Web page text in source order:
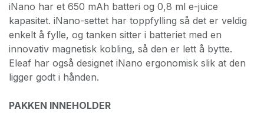
iNano har et 650 mAh batteri og 0,8 ml e-juice
kapasitet. iNano-settet har toppfylling så det er veldig
enkelt å fylle, og tanken sitter i batteriet med en
innovativ magnetisk kobling, så den er lett å bytte.
Eleaf har også designet iNano ergonomisk slik at den
ligger godt i hånden.
PAKKEN INNEHOLDER